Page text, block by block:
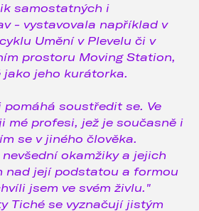
samostatných i
- vystavovala například v
Umění v Plevelu či v
prostoru Moving Station,
jeho kurátorka.
pomáhá soustředit se. Ve
mé profesi, jež je současně i
se v jiného člověka.
okamžiky a jejich
nad její podstatou a formou
jsem ve svém živlu."
Tiché se vyznačují jistým